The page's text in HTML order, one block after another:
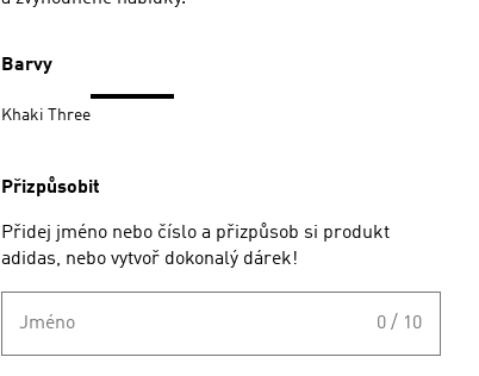
Barvy
Khaki Three
Přizpůsobit
Přidej jméno nebo číslo a přizpůsob si produkt
adidas, nebo vytvoř dokonalý dárek!
Jméno 0 / 10